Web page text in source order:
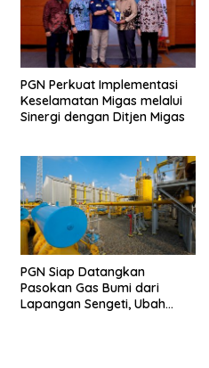
PGN Perkuat Implementasi
Keselamatan Migas melalui
Sinergi dengan Ditjen Migas
PGN Siap Datangkan
Pasokan Gas Bumi dari
Lapangan Sengeti, Ubah